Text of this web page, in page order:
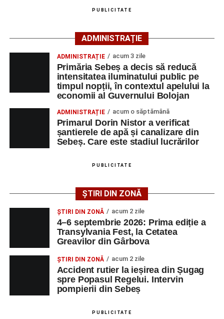
Motociclistul a fost testat cu aparatul etilotest, rezultatul
fiind negativ.
Polițiștii continuă cercetările pentru stabilirea tuturor
împrejurărilor în care s-a produs accidentul, în cadrul unui
dosar penal întocmit pentru săvârșirea infracțiunii de
vătămare corporală din culpă.
Ultimele știri din Sebeș
O nouă viață salvată de pompierii din Sebeș. Un
cățel a fost scos în siguranță de sub o stivă de
bușteni
Femeie de 66 de ani, transportată în stare gravă la
spital după ce a fost lovită de o motocicletă pe
strada Dorobanți din Sebeș
Accident pe strada Dorobanți din Sebeș: fermeie
PUBLICITATE
ADMINISTRAȚIE
ADMINISTRAȚIE acum 3 zile
Primăria Sebeș a decis să reducă
intensitatea iluminatului public pe
timpul nopții, în contextul apelului la
economii al Guvernului Bolojan
ADMINISTRAȚIE acum o săptămână
Primarul Dorin Nistor a verificat
șantierele de apă și canalizare din
Sebeș. Care este stadiul lucrărilor
PUBLICITATE
ȘTIRI DIN ZONĂ
ȘTIRI DIN ZONĂ acum 2 zile
4–6 septembrie 2026: Prima ediție a
Transylvania Fest, la Cetatea
Greavilor din Gârbova
ȘTIRI DIN ZONĂ acum 2 zile
Accident rutier la ieșirea din Șugag
spre Popasul Regelui. Intervin
pompierii din Sebeș
PUBLICITATE